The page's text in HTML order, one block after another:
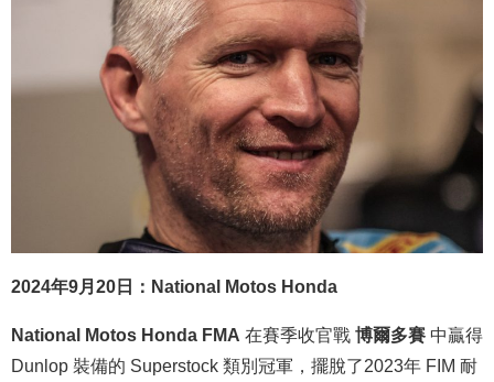
2024年9月20日：National Motos Honda
National Motos Honda FMA 在賽季收官戰 博爾多賽 中贏得
Dunlop 裝備的 Superstock 類別冠軍，擺脫了2023年 FIM 耐